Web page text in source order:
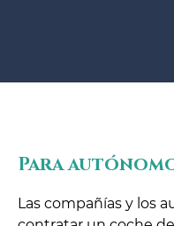
Para
Las compañías y los